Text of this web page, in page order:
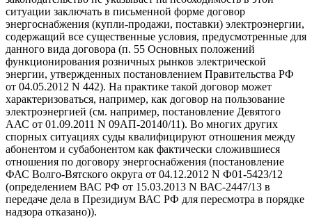
ситуации заключать в письменной форме договор
энергоснабжения (купли-продажи, поставки) электроэнергии,
содержащий все существенные условия, предусмотренные для
данного вида договора (п. 55 Основных положений
функционирования розничных рынков электрической
энергии, утвержденных постановлением Правительства РФ
от 04.05.2012 N 442). На практике такой договор может
характеризоваться, например, как договор на пользование
электроэнергией (см. например, постановление Девятого
ААС от 01.09.2011 N 09АП-20140/11). Во многих других
спорных ситуациях суды квалифицируют отношения между
абонентом и субабонентом как фактически сложившиеся
отношения по договору энергоснабжения (постановление
ФАС Волго-Вятского округа от 04.12.2012 N Ф01-5423/12
(определением ВАС РФ от 15.03.2013 N ВАС-2447/13 в
передаче дела в Президиум ВАС РФ для пересмотра в порядке
надзора отказано)).